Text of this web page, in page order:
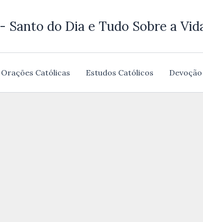
Santo do Dia e Tudo Sobre a
Orações Católicas Estudos Católicos